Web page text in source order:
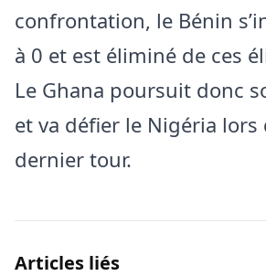
confrontation, le Bénin
à 0 et est éliminé de ces
Le Ghana poursuit donc
et va défier le Nigéria lors
dernier tour.
Articles liés